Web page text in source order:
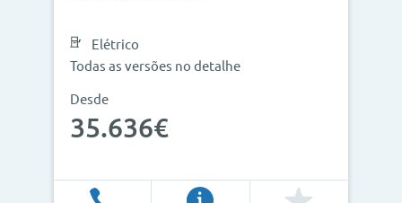
Elétrico
Todas as versões no detalhe
Desde
35.636€